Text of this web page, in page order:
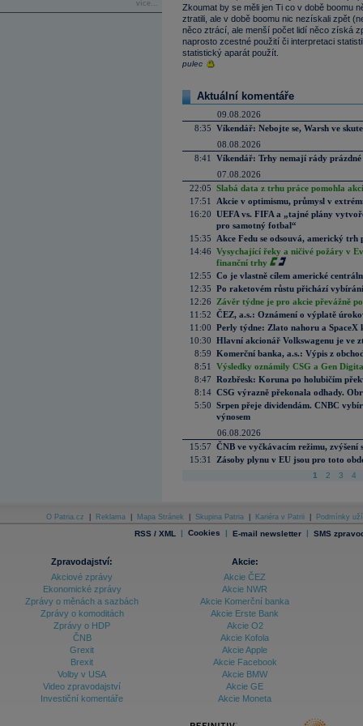
více...
Zkoumat by se měli jen Ti co v době boomu
ztratili, ale v době boomu nic nezískali zpět
něco ztrácí, ale menší počet lidí něco získá
naprosto zcestné použití či interpretaci
statistický aparát použít.
pulec
Aktuální komentáře
09.08.2026
8:35 Víkendář: Nebojte se, Warsh ve
08.08.2026
8:41
Víkendář: Trhy nemají rády prázdné
07.08.2026
22:05 Slabá data z trhu práce pomohla
17:51
Akcie v optimismu, průmysl v
16:20 UEFA vs. FIFA a „tajné plány
pro samotný fotbal“
15:35
Akce Fedu se odsouvá, americký
14:46 Vysychající řeky a ničivé požáry v
finanční trhy
12:55 Co je vlastně cílem americké
12:35 Po raketovém růstu přichází
12:26
Závěr týdne je pro akcie převážně
11:52 ČEZ, a.s.: Oznámení o výplatě
11:00 Perly týdne: Zlato nahoru a SpaceX
10:30 Hlavní akcionář Volkswagenu je ve
8:59 Komerční banka, a.s.: Výpis z
8:51
Výsledky oznámily CSG a Gen
8:47 Rozbřesk: Koruna po holubičím
8:14 CSG výrazně překonala odhady.
5:50 Srpen přeje dividendám. CNBC
výnosem
06.08.2026
15:57 ČNB ve vyčkávacím režimu, zvýšení
15:31
Zásoby plynu v EU jsou pro toto
1 2 3 4
O Patria.cz Reklama Mapa Stránek Skupina Patria Kariéra v Patrii Podmínky
RSS / XML | Cookies | E-mail newsletter | SMS
Zpravodajství:
Akciové zprávy
Ekonomické zprávy
Zprávy o měnách a sazbách
Zprávy o komoditách
Zprávy o HDP
ČNB
Grexit
Brexit
Volby v USA
Video zpravodajství
Investiční komentáře
Akcie:
Akcie ČEZ
Akcie NWR
Akcie Komerční banka
Akcie Erste Bank
Akcie O2
Akcie Kofola
Akcie Apple
Akcie Facebook
Akcie BMW
Akcie GE
Akcie Moneta